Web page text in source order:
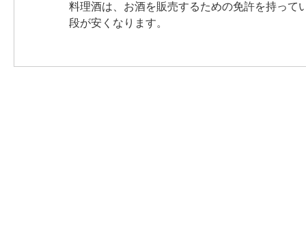
料理酒は、お酒を販売するための免許を持って
段が安くなります。